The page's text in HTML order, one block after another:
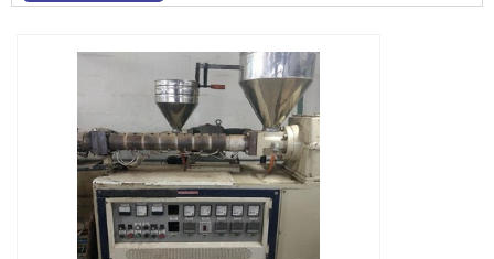
eletrônica de regulação contínua para